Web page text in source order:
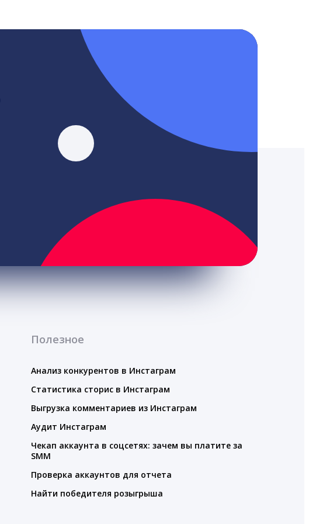
Полезное
Анализ конкурентов в Инстаграм
Статистика сторис в Инстаграм
Выгрузка комментариев из Инстаграм
Аудит Инстаграм
Чекап аккаунта в соцсетях: зачем вы платите за
SMM
Проверка аккаунтов для отчета
Найти победителя розыгрыша